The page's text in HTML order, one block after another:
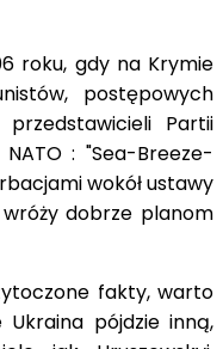
roku, gdy na Krymie
postępowych
Partii
: "Sea-Breeze-
wokół ustawy
dobrze planom
fakty, warto
pójdzie inną,